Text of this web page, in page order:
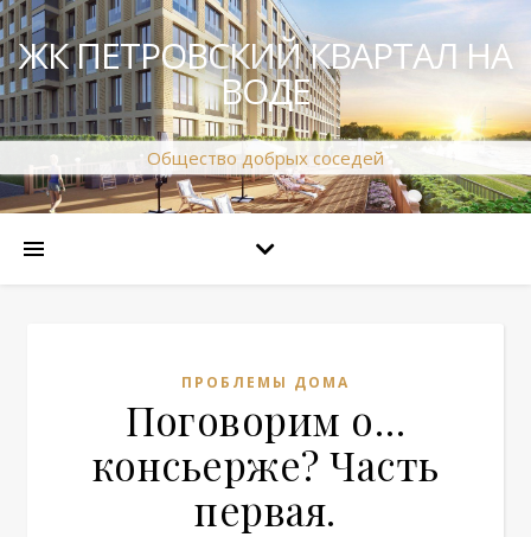
ЖК ПЕТРОВСКИЙ КВАРТАЛ НА
ВОДЕ
Общество добрых соседей
ПРОБЛЕМЫ ДОМА
Поговорим о…
консьерже? Часть
первая.